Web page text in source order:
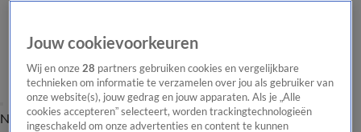
Nieuws van de DagOpinie van de Dag Onze categorieën Laatste
Jouw cookievoorkeuren
Wij en onze28 partners gebruiken cookies en vergelijkbare
technieken om informatie te verzamelen over jou als gebruiker van
onze website(s), jouw gedrag en jouw apparaten. Als je „Alle
cookies accepteren” selecteert, worden trackingtechnologieën
ingeschakeld om onze advertenties en content te kunnen